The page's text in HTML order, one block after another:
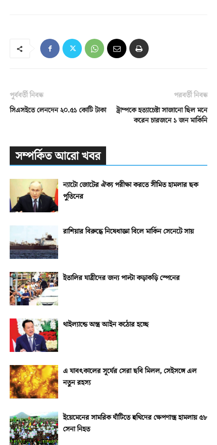
পূর্ববর্তী নিবন্ধ
সিএসইতে লেনদেন ২০.৫১ কোটি টাকা
পরবর্তী নিবন্ধ
ট্রাম্পকে হত্যাচেষ্টা সাজানো ছিল মনে
করেন চারজনে ১ জন মার্কিনি
সম্পর্কিত আরো খবর
ন্যাটো জোটের ঐক্য পরীক্ষা করতে সীমিত হামলার ছক
পুতিনের
রাশিয়ার বিরুদ্ধে নিষেধাজ্ঞা বিলে মার্কিন সেনেটে সায়
ইতালির যাত্রীদের জন্য পাল্টা কড়াকড়ি স্পেনের
থাইল্যান্ডে অস্ত্র আইন কঠোর হচ্ছে
এ যাবৎকালের সূর্যের সেরা ছবি মিলল, সেইসঙ্গে এল
নতুন রহস্য
ইয়েমেনের সামরিক ঘাঁটিতে হুথিদের ক্ষেপণাস্ত্র হামলায় ৫৮
সেনা নিহত